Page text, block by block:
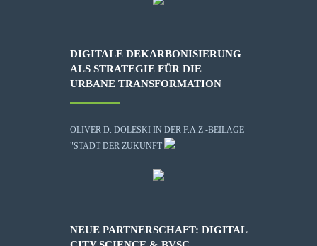
DIGITALE DEKARBONISIERUNG
ALS STRATEGIE FÜR DIE
URBANE TRANSFORMATION
OLIVER D. DOLESKI IN DER F.A.Z.-BEILAGE
"STADT DER ZUKUNFT
NEUE PARTNERSCHAFT: DIGITAL